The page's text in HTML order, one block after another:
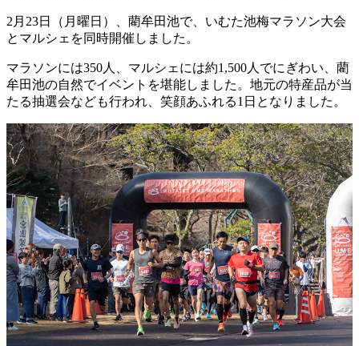
2月23日（月曜日）、藺牟田池で、いむた池梅マラソン大会
とマルシェを同時開催しました。
マラソンには350人、マルシェには約1,500人でにぎわい、藺
牟田池の自然でイベントを堪能しました。地元の特産品が当
たる抽選会なども行われ、笑顔あふれる1日となりました。